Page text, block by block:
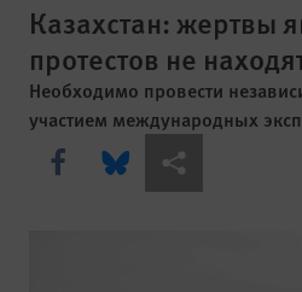
Казахстан: жертвы
протестов не
Необходимо провести
участием международных
Share this via Facebook
Share this via Bluesky
Share this via